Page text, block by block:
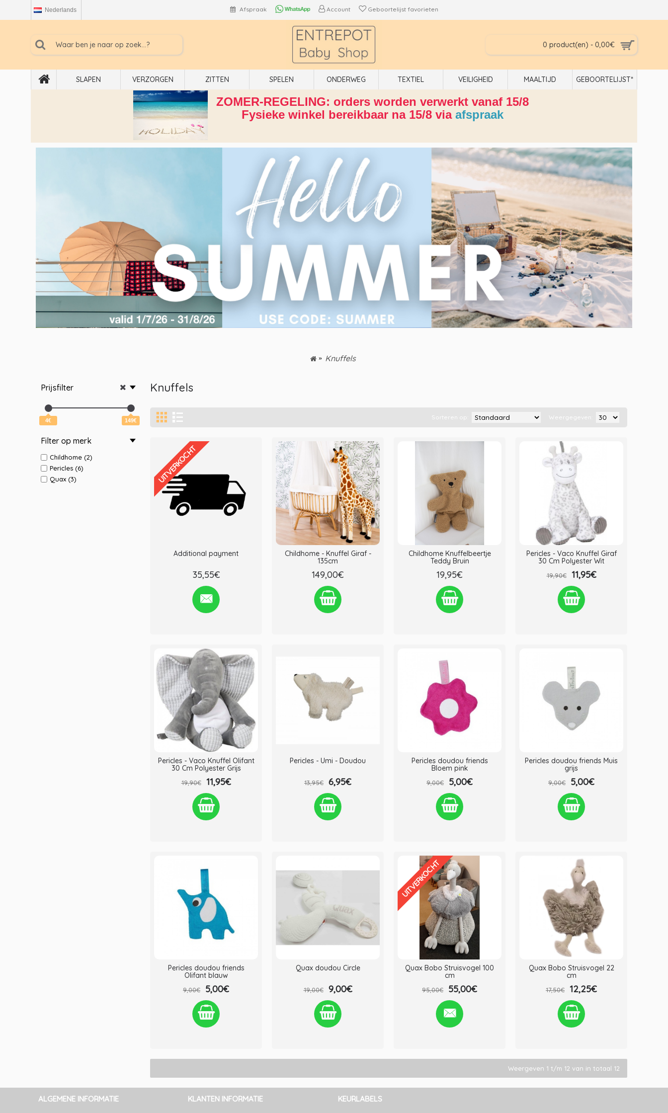
Afspraak Account Geboortelijst favorieten
Nederlands
0 product(en) - 0,00€
SLAPEN VERZORGEN ZITTEN SPELEN ONDERWEG TEXTIEL VEILIGHEID MAALTIJD GEBOORTELIJST*
ZOMER-REGELING: orders worden verwerkt vanaf 15/8
Fysieke winkel bereikbaar na 15/8 via afspraak
Knuffels
Prijsfilter
4€ 149€
Filter op merk
Childhome (2)
Pericles (6)
Quax (3)
Knuffels
Weergegeven:
Sorteren op:
UITVERKOCHT
Additional payment
35,55€
Childhome - Knuffel Giraf -
135cm
149,00€
Childhome Knuffelbeertje
Teddy Bruin
19,95€
Pericles - Vaco Knuffel Giraf
30 Cm Polyester Wit
19,90€ 11,95€
Pericles - Vaco Knuffel Olifant
30 Cm Polyester Grijs
19,90€ 11,95€
Pericles - Umi - Doudou
13,95€ 6,95€
Pericles doudou friends
Bloem pink
9,00€ 5,00€
Pericles doudou friends Muis
grijs
9,00€ 5,00€
Pericles doudou friends
Olifant blauw
9,00€ 5,00€
Quax doudou Circle
19,00€ 9,00€
UITVERKOCHT
Quax Bobo Struisvogel 100
cm
95,00€ 55,00€
Quax Bobo Struisvogel 22
cm
17,50€ 12,25€
Weergeven 1 t/m 12 van in totaal 12
ALGEMENE INFORMATIE KLANTEN INFORMATIE KEURLABELS